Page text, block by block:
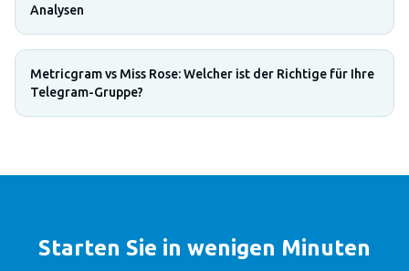
Analysen
Metricgram vs Miss Rose: Welcher ist der Richtige für Ihre
Telegram-Gruppe?
Starten Sie in wenigen Minuten